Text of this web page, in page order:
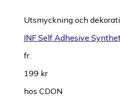
Utsmyckning och
INF Self Adhesive
fr.
199 kr
hos CDON